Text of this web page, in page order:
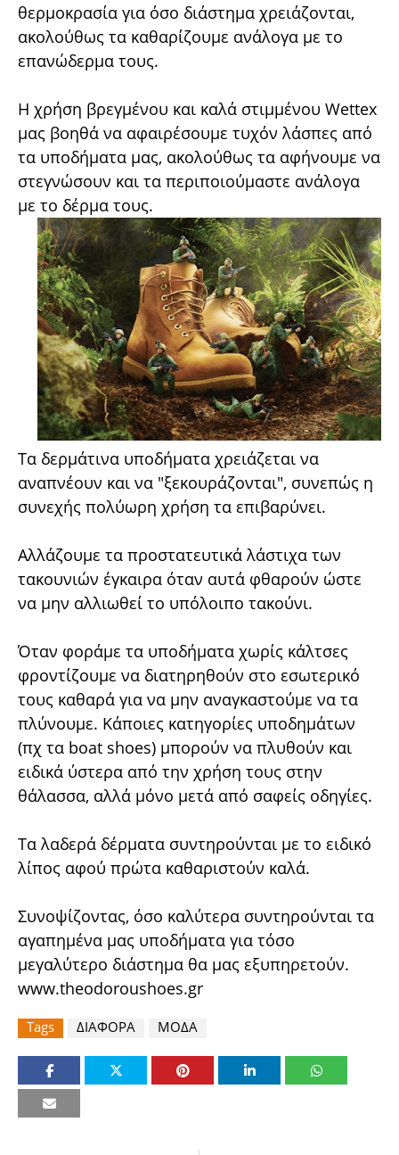
θερμοκρασία για όσο διάστημα χρειάζονται,
ακολούθως τα καθαρίζουμε ανάλογα με το
επανώδερμα τους.
Η χρήση βρεγμένου και καλά στιμμένου Wettex
μας βοηθά να αφαιρέσουμε τυχόν λάσπες από
τα υποδήματα μας, ακολούθως τα αφήνουμε να
στεγνώσουν και τα περιποιούμαστε ανάλογα
με το δέρμα τους.
Τα δερμάτινα υποδήματα χρειάζεται να
αναπνέουν και να "ξεκουράζονται", συνεπώς η
συνεχής πολύωρη χρήση τα επιβαρύνει.
Αλλάζουμε τα προστατευτικά λάστιχα των
τακουνιών έγκαιρα όταν αυτά φθαρούν ώστε
να μην αλλιωθεί το υπόλοιπο τακούνι.
Όταν φοράμε τα υποδήματα χωρίς κάλτσες
φροντίζουμε να διατηρηθούν στο εσωτερικό
τους καθαρά για να μην αναγκαστούμε να τα
πλύνουμε. Κάποιες κατηγορίες υποδημάτων
(πχ τα boat shoes) μπορούν να πλυθούν και
ειδικά ύστερα από την χρήση τους στην
θάλασσα, αλλά μόνο μετά από σαφείς οδηγίες.
Τα λαδερά δέρματα συντηρούνται με το ειδικό
λίπος αφού πρώτα καθαριστούν καλά.
Συνοψίζοντας, όσο καλύτερα συντηρούνται τα
αγαπημένα μας υποδήματα για τόσο
μεγαλύτερο διάστημα θα μας εξυπηρετούν.
www.theodoroushoes.gr
Tags ΔΙΑΦΟΡΑ ΜΟΔΑ